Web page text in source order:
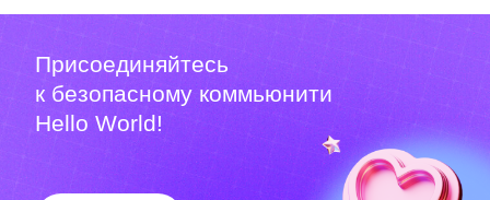
Присоединяйтесь
к безопасному коммьюнити
Hello World!